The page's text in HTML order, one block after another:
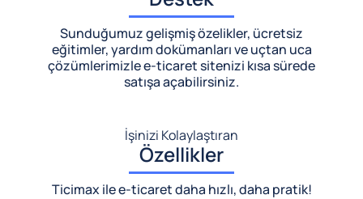
Sunduğumuz gelişmiş özelikler, ücretsiz
eğitimler, yardım dokümanları ve uçtan uca
çözümlerimizlee-ticaret sitenizi kısa sürede
satışa açabilirsiniz.
İşinizi Kolaylaştıran
Özellikler
Ticimax ile e-ticaret daha hızlı, daha pratik!